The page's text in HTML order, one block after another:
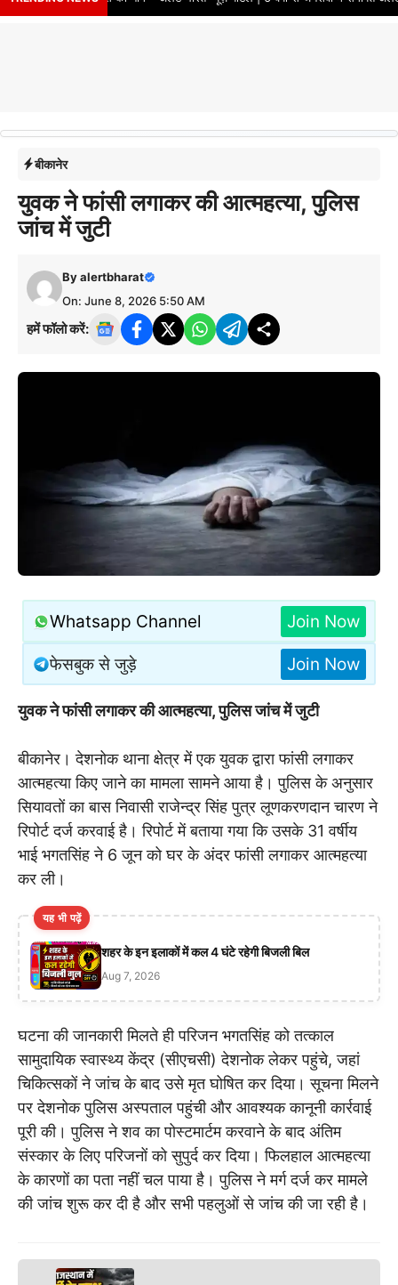
बीकानेर
युवक ने फांसी लगाकर की आत्महत्या, पुलिस
जांच में जुटी
Byalertbharat
On: June 8, 2026 5:50 AM
हमें फॉलो करें:
Whatsapp Channel Join Now
फेसबुक से जुड़े Join Now
युवक ने फांसी लगाकर की आत्महत्या, पुलिस जांच में जुटी
बीकानेर। देशनोक थाना क्षेत्र में एक युवक द्वारा फांसी लगाकर
आत्महत्या किए जाने का मामला सामने आया है। पुलिस के अनुसार
सियावतों का बास निवासी राजेन्द्र सिंह पुत्र लूणकरणदान चारण ने
रिपोर्ट दर्ज करवाई है। रिपोर्ट में बताया गया कि उसके 31 वर्षीय
भाई भगतसिंह ने 6 जून को घर के अंदर फांसी लगाकर आत्महत्या
कर ली।
यह भी पढ़ें
शहर के इन इलाकों में कल 4 घंटे रहेगी बिजली बिल
Aug 7, 2026
घटना की जानकारी मिलते ही परिजन भगतसिंह को तत्काल
सामुदायिक स्वास्थ्य केंद्र (सीएचसी) देशनोक लेकर पहुंचे, जहां
चिकित्सकों ने जांच के बाद उसे मृत घोषित कर दिया। सूचना मिलने
पर देशनोक पुलिस अस्पताल पहुंची और आवश्यक कानूनी कार्रवाई
पूरी की। पुलिस ने शव का पोस्टमार्टम करवाने के बाद अंतिम
संस्कार के लिए परिजनों को सुपुर्द कर दिया। फिलहाल आत्महत्या
के कारणों का पता नहीं चल पाया है। पुलिस ने मर्ग दर्ज कर मामले
की जांच शुरू कर दी है और सभी पहलुओं से जांच की जा रही है।